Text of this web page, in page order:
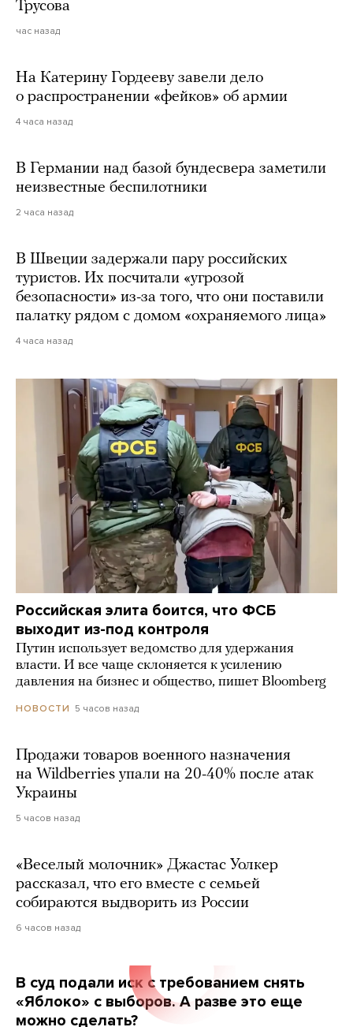
Трусова
час назад
На Катерину Гордееву завели дело
о распространении «фейков» об армии
4 часа назад
В Германии над базой бундесвера заметили
неизвестные беспилотники
2 часа назад
В Швеции задержали пару российских
туристов. Их посчитали «угрозой
безопасности» из-за того, что они поставили
палатку рядом с домом «охраняемого лица»
4 часа назад
Российская элита боится, что ФСБ
выходит из-под контроля
Путин использует ведомство для удержания
власти. И все чаще склоняется к усилению
давления на бизнес и общество, пишет Bloomberg
НОВОСТИ 5 часов назад
Продажи товаров военного назначения
на Wildberries упали на 20-40% после атак
Украины
5 часов назад
«Веселый молочник» Джастас Уолкер
рассказал, что его вместе с семьей
собираются выдворить из России
6 часов назад
В суд подали иск с требованием снять
«Яблоко» с выборов. А разве это еще
можно сделать?